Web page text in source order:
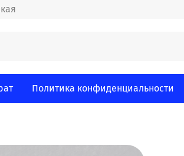
Политика конфиденциальности